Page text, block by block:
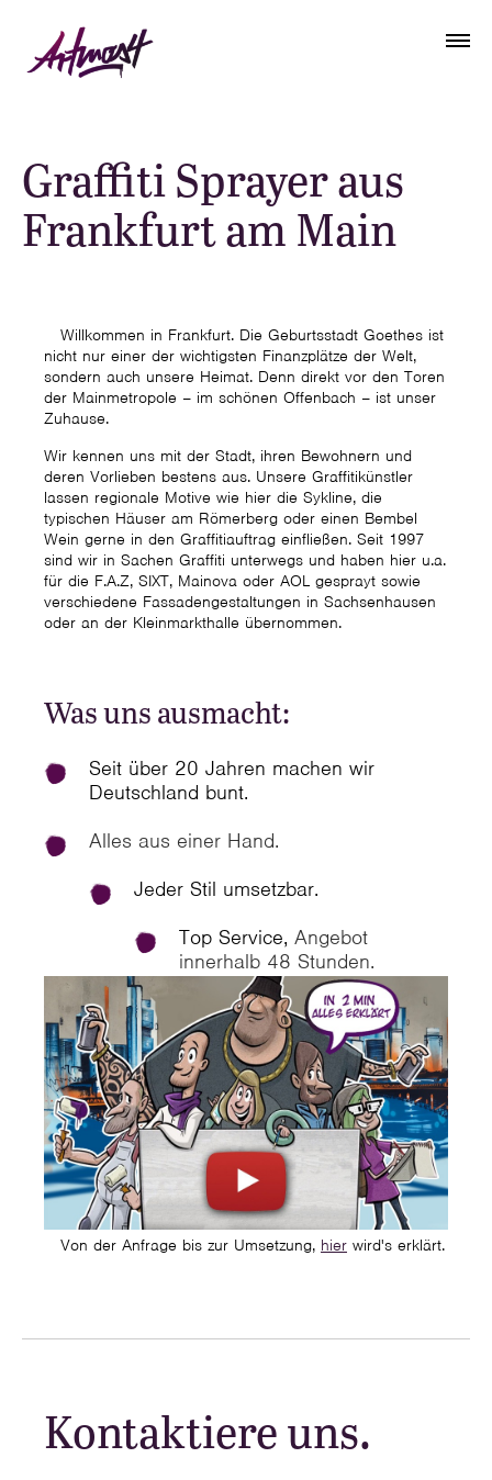
Graffiti Sprayer aus
Frankfurt am Main
Willkommen in Frankfurt. Die Geburtsstadt Goethes ist
nicht nur einer der wichtigsten Finanzplätze der Welt,
sondern auch unsere Heimat. Denn direkt vor den Toren
der Mainmetropole – im schönen Offenbach – ist unser
Zuhause.
Wir kennen uns mit der Stadt, ihren Bewohnern und
deren Vorlieben bestens aus. Unsere Graffitikünstler
lassen regionale Motive wie hier die Sykline, die
typischen Häuser am Römerberg oder einen Bembel
Wein gerne in den Graffitiauftrag einfließen. Seit 1997
sind wir in Sachen Graffiti unterwegs und haben hier u.a.
für die F.A.Z, SIXT, Mainova oder AOL gesprayt sowie
verschiedene Fassadengestaltungen in Sachsenhausen
oder an der Kleinmarkthalle übernommen.
Was uns ausmacht:
Seit über 20 Jahren machen wir
Deutschland bunt.
Alles aus einer Hand.
Jeder Stil umsetzbar.
Top Service, Angebot
innerhalb 48 Stunden.
Von der Anfrage bis zur Umsetzung, hier wird's erklärt.
Kontaktiere uns.